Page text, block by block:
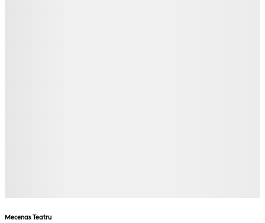
Mecenas Teatru